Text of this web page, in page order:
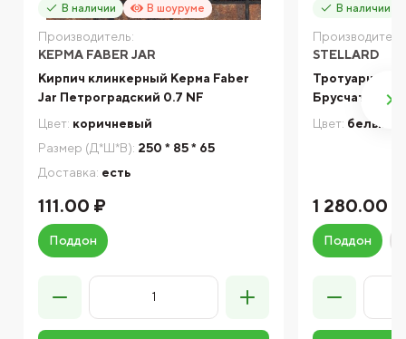
В наличии В шоуруме
Производитель:
КЕРМА FABER JAR
Кирпич клинкерный Керма Faber
Jar Петроградский 0.7 NF
Цвет: коричневый
Размер (Д*Ш*В): 250 * 85 * 65
Доставка: есть
111.00 ₽
Поддон
В наличии
STELLARD
Тротуарная
Брусчатка
Цвет: белый
1 280.00 ₽
Поддон